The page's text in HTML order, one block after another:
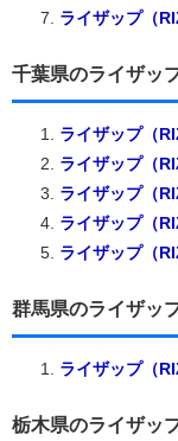
ライザップ（
千葉県のライザッ
ライザップ（
ライザップ（
ライザップ（
ライザップ（
ライザップ（
群馬県のライザッ
ライザップ（
栃木県のライザッ